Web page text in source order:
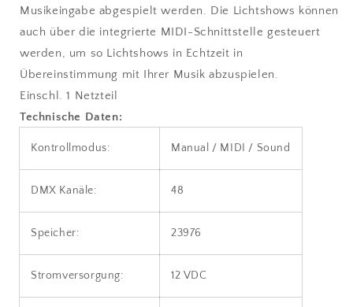
Musikeingabe abgespielt werden. Die Lichtshows können
auch über die integrierte MIDI-Schnittstelle gesteuert
werden, um so Lichtshows in Echtzeit in
Übereinstimmung mit Ihrer Musik abzuspielen.
Einschl. 1 Netzteil
Technische Daten:
Kontrollmodus: Manual / MIDI / Sound
DMX Kanäle: 48
Speicher: 23976
Stromversorgung: 12 VDC